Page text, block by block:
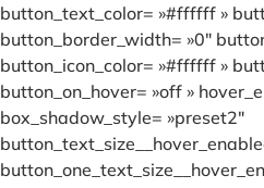
button_text_color= »#ffffff »
button_border_width= »0″
button_icon_color= »#ffffff »
button_on_hover= »off »
box_shadow_style= »preset2″